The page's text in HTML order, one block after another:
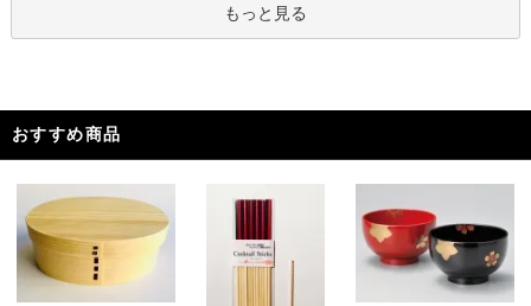
もっと見る
おすすめ商品